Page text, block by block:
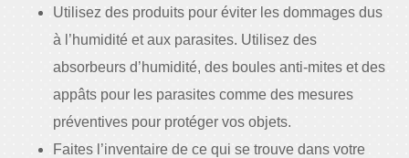
Utilisez des produits pour éviter les dommages dus
à l’humidité et aux parasites. Utilisez des
absorbeurs d’humidité, des boules anti-mites et des
appâts pour les parasites comme des mesures
préventives pour protéger vos objets.
Faites l’inventaire de ce qui se trouve dans votre